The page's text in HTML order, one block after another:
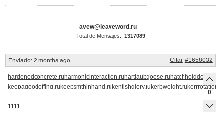
avew@leaveword.ru
Total de Mensajes: 1317089
Enviado: 2 months ago #1658032
Citar
hardenedconcrete.ruharmonicinteraction.ruhartlaubgoose.ruhatchholddown.ru
keepagoodoffing.rukeepsmthinhand.rukentishglory.rukerbweight.ru
1111
0